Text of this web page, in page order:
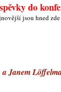
do
jsou hned zde
Janem